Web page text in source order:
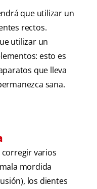
que utilizar un
rectos.
utilizar un
esto es
que lleva
sana.
corregir varios
mordida
los dientes